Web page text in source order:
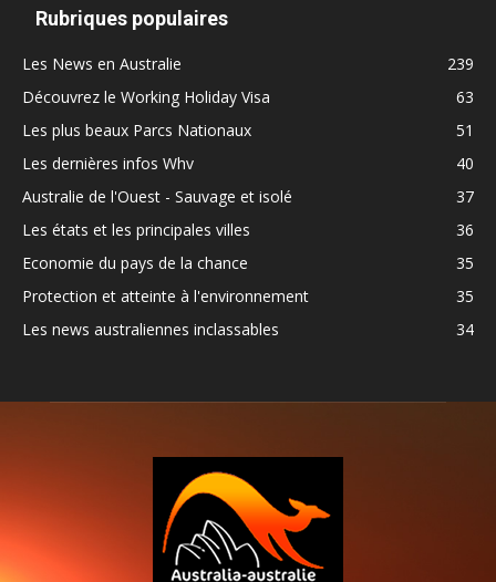
Rubriques populaires
Les News en Australie
239
Découvrez le Working Holiday Visa
63
Les plus beaux Parcs Nationaux
51
Les dernières infos Whv
40
Australie de l'Ouest - Sauvage et isolé
37
Les états et les principales villes
36
Economie du pays de la chance
35
Protection et atteinte à l'environnement
35
Les news australiennes inclassables
34